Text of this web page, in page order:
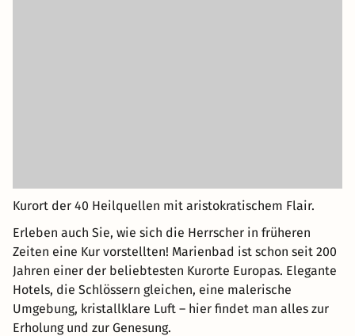
Kurort der 40 Heilquellen mit aristokratischem Flair.
Erleben auch Sie, wie sich die Herrscher in früheren
Zeiten eine Kur vorstellten! Marienbad ist schon seit 200
Jahren einer der beliebtesten Kurorte Europas. Elegante
Hotels, die Schlössern gleichen, eine malerische
Umgebung, kristallklare Luft – hier findet man alles zur
Erholung und zur Genesung.